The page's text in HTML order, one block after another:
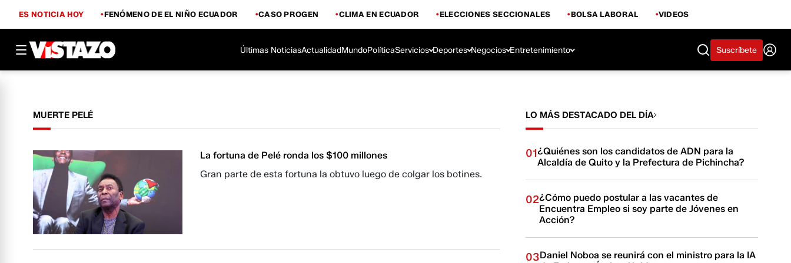
ES NOTICIA HOY FENÓMENO DE EL NIÑO ECUADOR CASO PROGEN CLIMA EN ECUADOR ELECCIONES SECCIONALES BOLSA LABORAL VIDEOS
Últimas NoticiasActualidadMundoPolíticaServicios Deportes Negocios Entretenimiento Suscríbete
MUERTE PELÉ
La fortuna de Pelé ronda los $100 millones
Gran parte de esta fortuna la obtuvo luego de colgar los botines.
LO MÁS DESTACADO DEL DÍA
01¿Quiénes son los candidatos de ADN para la
Alcaldía de Quito y la Prefectura de Pichincha?
02¿Cómo puedo postular a las vacantes de
Encuentra Empleo si soy parte de Jóvenes en
Acción?
03Daniel Noboa se reunirá con el ministro para la IA